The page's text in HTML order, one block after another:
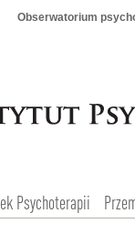
Obserwatorium
Psychoterapii